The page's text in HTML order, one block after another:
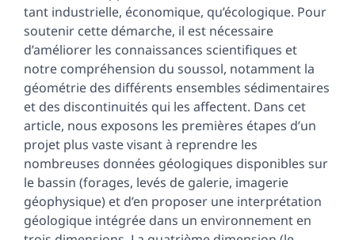
tant industrielle, économique, qu’écologique. Pour
soutenir cette démarche, il est nécessaire
d’améliorer les connaissances scientifiques et
notre compréhension du soussol, notamment la
géométrie des différents ensembles sédimentaires
et des discontinuités qui les affectent. Dans cet
article, nous exposons les premières étapes d’un
projet plus vaste visant à reprendre les
nombreuses données géologiques disponibles sur
le bassin (forages, levés de galerie, imagerie
géophysique) et d’en proposer une interprétation
géologique intégrée dans un environnement en